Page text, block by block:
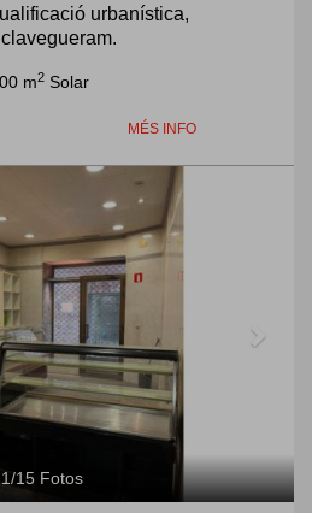
urbanística,
m2 Solar
MÉS INFO
1/15 Fotos